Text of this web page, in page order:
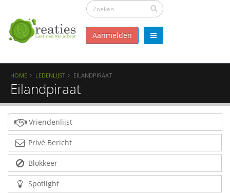
Aanmelden
HOME LEDENLIJST EILANDPIRAAT
Eilandpiraat
Vriendenlijst
Privé Bericht
Blokkeer
Spotlight